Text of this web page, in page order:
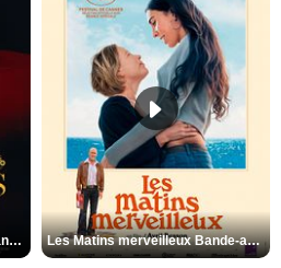
Les Silences de Riyad Bande-annonce VO STFR Les Matins merveilleux Bande-annonce VF